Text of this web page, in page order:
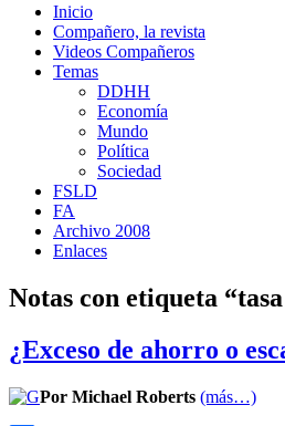
Inicio
Compañero, la revista
Videos Compañeros
Temas
DDHH
Economía
Mundo
Política
Sociedad
FSLD
FA
Archivo 2008
Enlaces
Notas con etiqueta
¿Exceso de ahorro o
Por Michael Roberts (más…)